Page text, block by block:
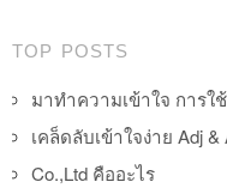
TOP POSTS
มาทำความเข้าใจ การใ
เคล็ดลับเข้าใจง่าย Adj &
Co.,Ltd คืออะไร